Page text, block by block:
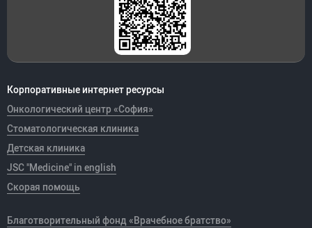
Корпоративные интернет ресурсы
Онкологический центр «София»
Стоматологическая клиника
Детская клиника
JSC "Medicine" in english
Скорая помощь
Благотворительный фонд «Врачебное братство»